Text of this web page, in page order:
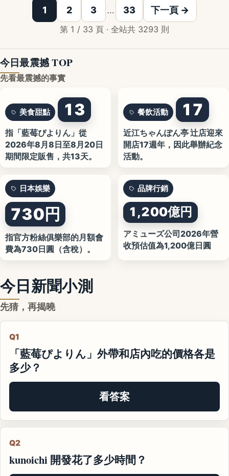
1 2 3 … 33 下一頁 →
第 1 / 33 頁 · 全站共 3293 則
今日最震撼 TOP
先看最震撼的事實
美食甜點 13
指「藍莓ぴよりん」從
2026年8月8日至8月20日
期間限定販售，共13天。
餐飲活動 17
近江ちゃんぽん亭 辻店迎來
開店17週年，因此舉辦紀念
活動。
日本娛樂
730円
指官方粉絲俱樂部的月額會
費為730日圓（含稅）。
品牌行銷
1,200億円
アミューズ公司2026年營
收預估值為1,200億日圓
今日新聞小測
先猜，再揭曉
Q1
「藍莓ぴよりん」外帶和店內吃的價格各是
多少？
看答案
Q2
kunoichi 開發花了多少時間？